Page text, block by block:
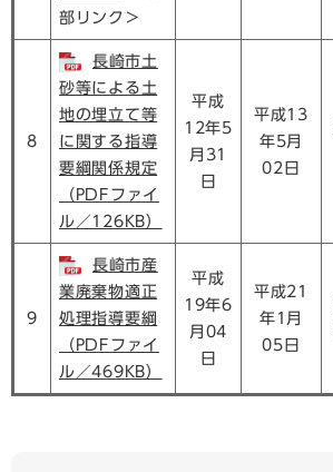
部リンク＞
8
長崎市土
砂等による土
地の埋立て等
に関する指導
要綱関係規定
（PDFファイ
ル／126KB）
平成
12年5
月31
日
平成13
年5月
02日
9
長崎市産
業廃棄物適正
処理指導要綱
（PDFファイ
ル／469KB）
平成
19年6
月04
日
平成21
年1月
05日